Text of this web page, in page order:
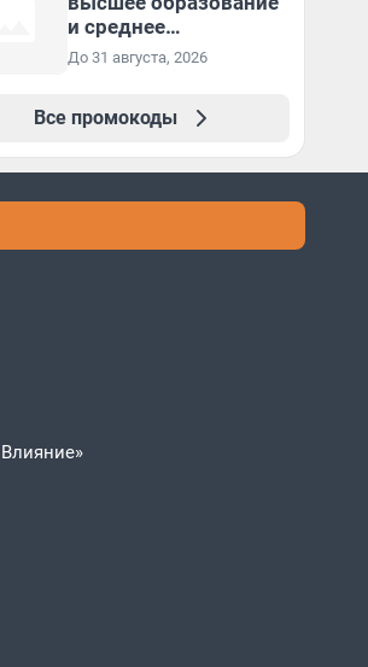
и среднее
специальное
До 31 августа, 2026
Все промокоды